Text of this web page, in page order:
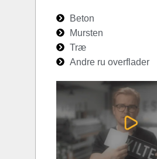
Beton
Mursten
Træ
Andre ru overflader